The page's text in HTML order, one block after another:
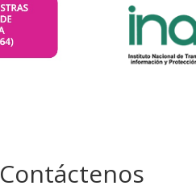
Contáctenos